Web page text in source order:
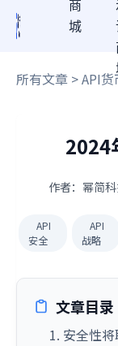
商
城
所有文章 >API货
2024
作者：幂简
API
安全
API
战略
文章目录
1. 安全性